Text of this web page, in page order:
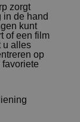
zorgt
in de hand
kunt
of een film
u alles
op